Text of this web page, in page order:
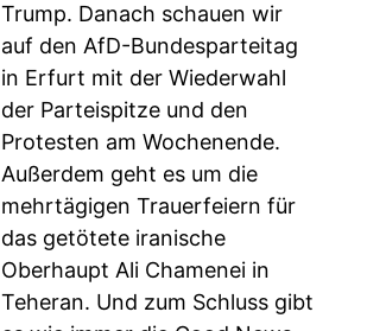
Trump. Danach schauen wir
auf den AfD-Bundesparteitag
in Erfurt mit der Wiederwahl
der Parteispitze und den
Protesten am Wochenende.
Außerdem geht es um die
mehrtägigen Trauerfeiern für
das getötete iranische
Oberhaupt Ali Chamenei in
Teheran. Und zum Schluss gibt